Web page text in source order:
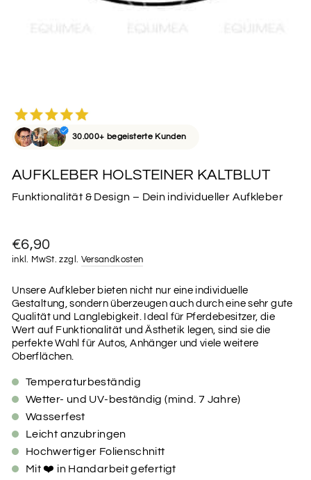
30.000+ begeisterte Kunden
AUFKLEBER HOLSTEINER KALTBLUT
Funktionalität & Design – Dein individueller Aufkleber
Normaler
Preis
€6,90
inkl. MwSt. zzgl. Versandkosten
Unsere Aufkleber bieten nicht nur eine individuelle
Gestaltung, sondern überzeugen auch durch eine sehr gute
Qualität und Langlebigkeit. Ideal für Pferdebesitzer, die
Wert auf Funktionalität und Ästhetik legen, sind sie die
perfekte Wahl für Autos, Anhänger und viele weitere
Oberflächen.
Temperaturbeständig
Wetter- und UV-beständig (mind. 7 Jahre)
Wasserfest
Leicht anzubringen
Hochwertiger Folienschnitt
Mit ❤️ in Handarbeit gefertigt